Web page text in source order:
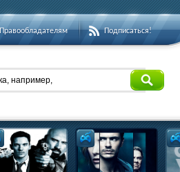
Подписаться!
например,